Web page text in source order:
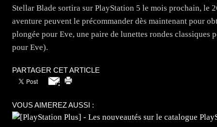
Stellar Blade sortira sur PlayStation 5 le mois prochain, le
aventure peuvent le précommander dès maintenant pour
plongée pour Eve, une paire de lunettes rondes
pour Eve).
PARTAGER CET ARTICLE
VOUS AIMEREZ AUSSI :